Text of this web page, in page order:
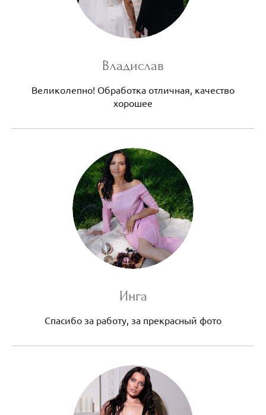
Владислав
Великолепно! Обработка отличная, качество
хорошее
Инга
Спасибо за работу, за прекрасный фото